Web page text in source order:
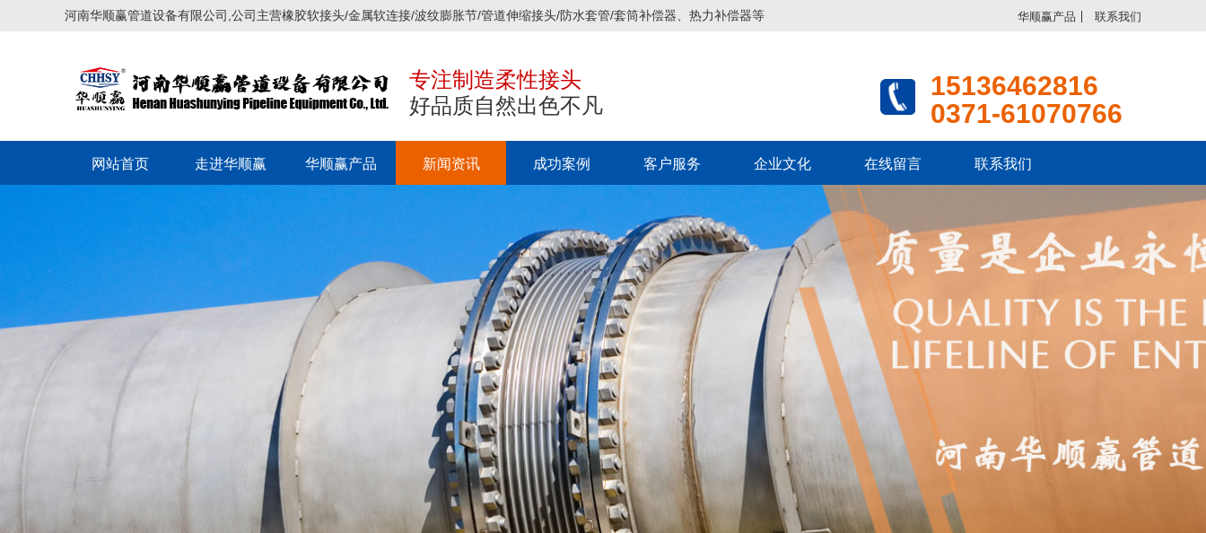
华顺赢产品 联系我们
河南华顺赢管道设备有限公司,公司主营橡胶软接头/金属软连接/波纹膨胀节/管道伸缩接头/防水套管/套筒补偿器、热力补偿器等
网站首页 走进华顺赢 华顺赢产品 新闻资讯 成功案例 客户服务 企业文化 在线留言 联系我们
专注制造柔性接头
好品质自然出色不凡
15136462816
0371-61070766